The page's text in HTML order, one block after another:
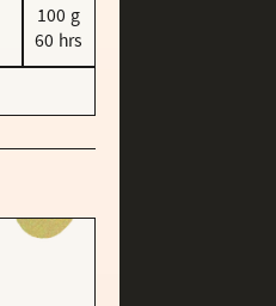
100 g
60 hrs